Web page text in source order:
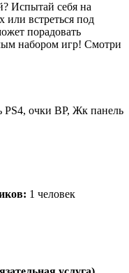
Испытай себя на
или встреться под
порадовать
набором игр! Смотри
PS4, очки ВР, Жк панель
1 человек